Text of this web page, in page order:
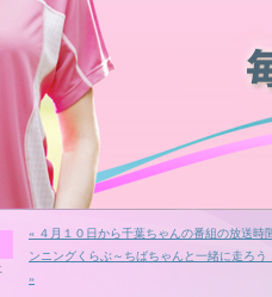
« ４月１０日から千葉ちゃんの番組の放送時
ンニングくらぶ～ちばちゃんと一緒に走ろ
»